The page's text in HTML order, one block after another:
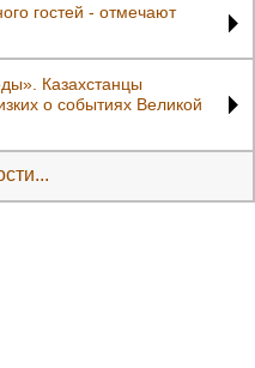
гостей - отмечают
Казахстанцы
о событиях Великой